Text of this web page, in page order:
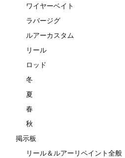
ワイヤーベイト
ラバージグ
ルアーカスタム
リール
ロッド
冬
夏
春
秋
掲示板
リール＆ルアーリペイント全般